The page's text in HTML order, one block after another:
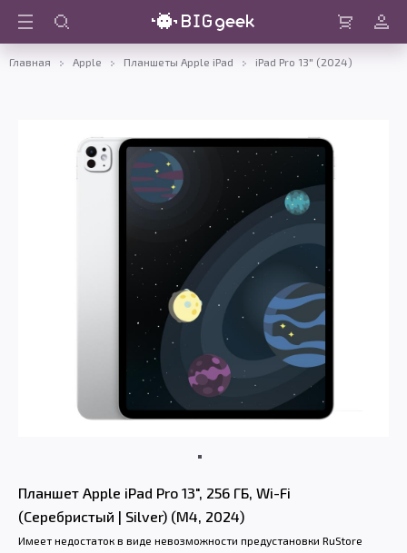
Войти
Главная Apple Планшеты Apple iPad iPad Pro 13" (2024)
Планшет Apple iPad Pro 13", 256 ГБ, Wi-Fi
(Серебристый | Silver) (M4, 2024)
Имеет недостаток в виде невозможности предустановки RuStore